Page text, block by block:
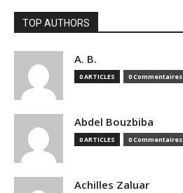
TOP AUTHORS
A. B.
0 ARTICLES 0 Commentaires
Abdel Bouzbiba
0 ARTICLES 0 Commentaires
Achilles Zaluar